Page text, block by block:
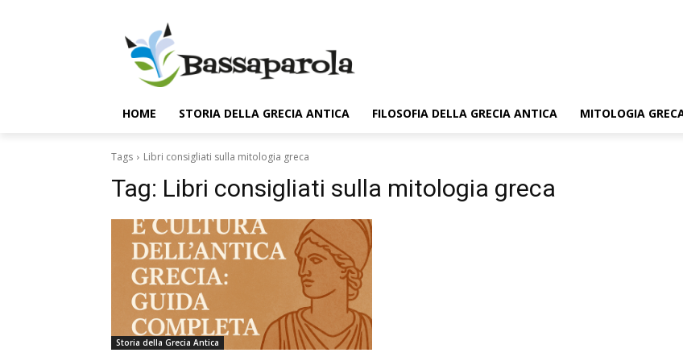
HOME STORIA DELLA GRECIA ANTICA FILOSOFIA DELLA GRECIA ANTICA MITOLOGIA
Tags Libri consigliati sulla mitologia greca
Tag: Libri consigliati sulla mitologia greca
Storia della Grecia Antica